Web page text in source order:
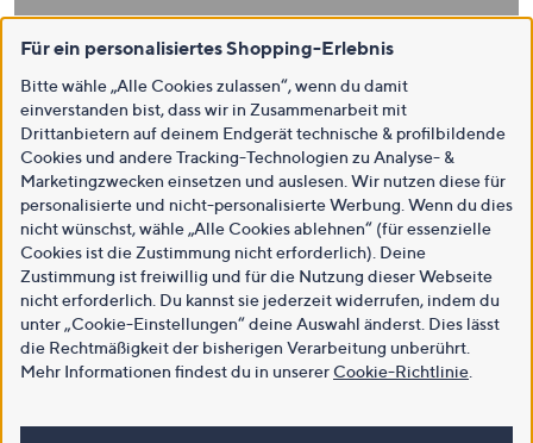
Für ein personalisiertes Shopping-Erlebnis
Bitte wähle „Alle Cookies zulassen“, wenn du damit
einverstanden bist, dass wir in Zusammenarbeit mit
Drittanbietern auf deinem Endgerät technische & profilbildende
Cookies und andere Tracking-Technologien zu Analyse- &
Marketingzwecken einsetzen und auslesen. Wir nutzen diese für
personalisierte und nicht-personalisierte Werbung. Wenn du dies
nicht wünschst, wähle „Alle Cookies ablehnen“ (für essenzielle
Cookies ist die Zustimmung nicht erforderlich). Deine
Zustimmung ist freiwillig und für die Nutzung dieser Webseite
nicht erforderlich. Du kannst sie jederzeit widerrufen, indem du
unter „Cookie-Einstellungen“ deine Auswahl änderst. Dies lässt
die Rechtmäßigkeit der bisherigen Verarbeitung unberührt.
Mehr Informationen findest du in unsererCookie-Richtlinie